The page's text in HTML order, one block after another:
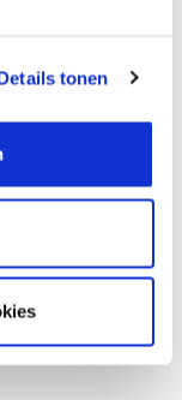
tonen